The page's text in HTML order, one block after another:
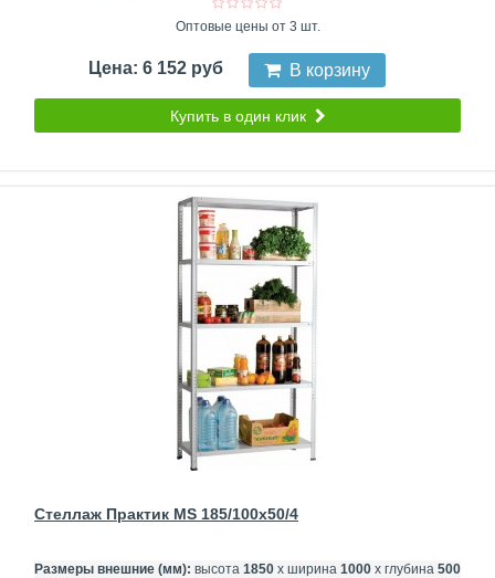
Оптовые цены от 3 шт.
Цена: 6 152 руб В корзину
Купить в один клик
Стеллаж Практик MS 185/100x50/4
Размеры внешние (мм): высота 1850 х ширина 1000 х глубина 500